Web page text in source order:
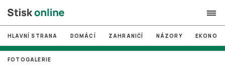
search
# MUNI
HLAVNÍ STRANA DOMÁCÍ ZAHRANIČÍ NÁZORY
FOTOGALERIE